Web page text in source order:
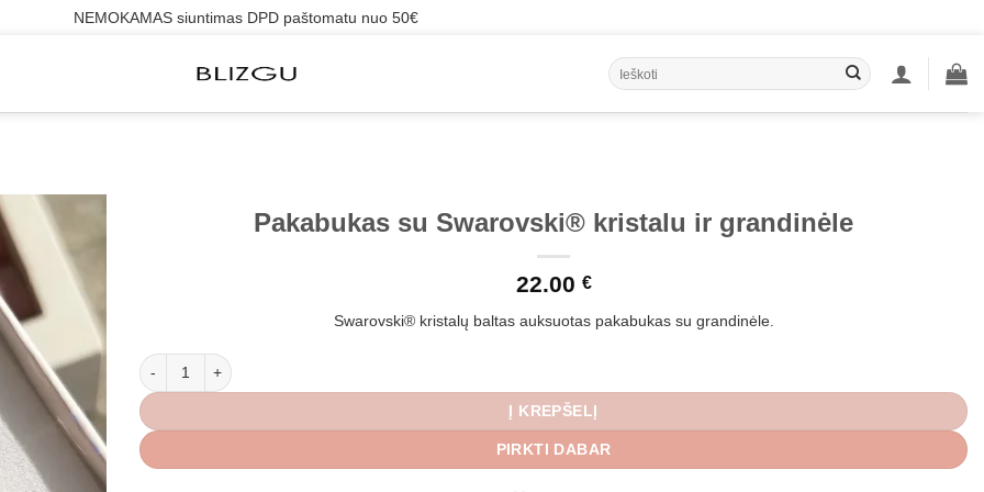
NEMOKAMAS siuntimas DPD paštomatu nuo 50€
Ieškoti:
Pakabukas su Swarovski® kristalu ir grandinėle
22.00 €
Swarovski® kristalų baltas auksuotas pakabukas su grandinėle.
produkto kiekis: Pakabukas su Swarovski® kristalu ir grandinėle
Į KREPŠELĮ
PIRKTI DABAR